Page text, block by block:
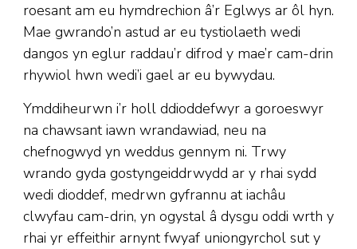
roesant am eu hymdrechion â’r Eglwys ar ôl hyn.
Mae gwrando’n astud ar eu tystiolaeth wedi
dangos yn eglur raddau’r difrod y mae’r cam-drin
rhywiol hwn wedi’i gael ar eu bywydau.
Ymddiheurwn i’r holl ddioddefwyr a goroeswyr
na chawsant iawn wrandawiad, neu na
chefnogwyd yn weddus gennym ni. Trwy
wrando gyda gostyngeiddrwydd ar y rhai sydd
wedi dioddef, medrwn gyfrannu at iachâu
clwyfau cam-drin, yn ogystal â dysgu oddi wrth y
rhai yr effeithir arnynt fwyaf uniongyrchol sut y